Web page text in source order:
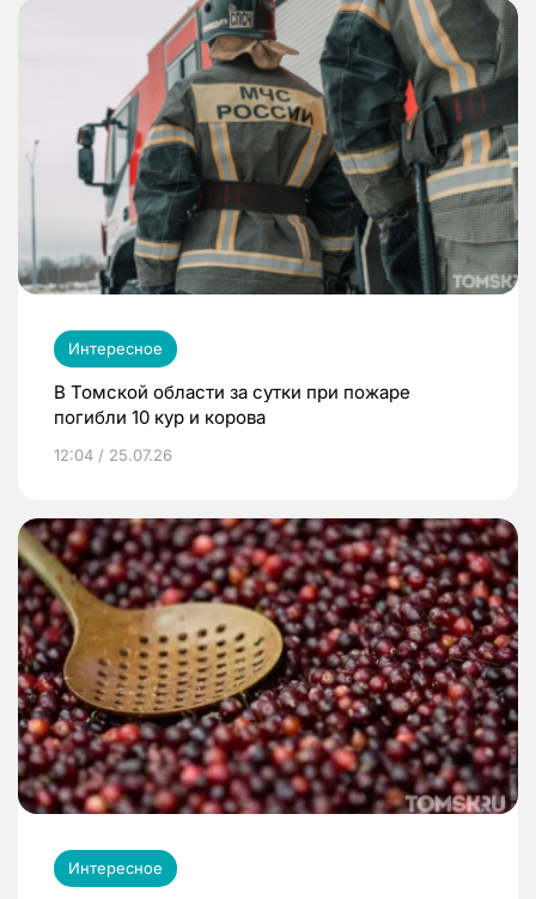
Интересное
В Томской области за сутки при пожаре
погибли 10 кур и корова
12:04 / 25.07.26
Интересное